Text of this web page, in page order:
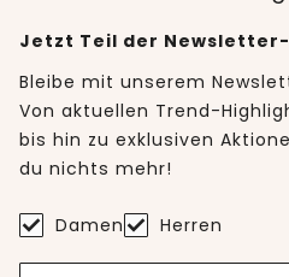
Jetzt Teil der
Bleibe mit unserem
Von aktuellen Trend-
bis hin zu exklusiven
du nichts mehr!
Damen Herren